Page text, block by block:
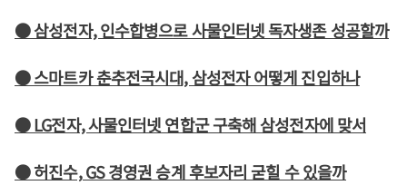
● 삼성전자, 인수합병으로 사물인터넷 독자생존 성공할까
● 스마트카 춘추전국시대, 삼성전자 어떻게 진입하나
● LG전자, 사물인터넷 연합군 구축해 삼성전자에 맞서
● 허진수, GS 경영권 승계 후보자리 굳힐 수 있을까